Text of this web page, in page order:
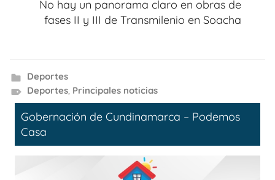
No hay un panorama claro en obras de
fases II y III de Transmilenio en Soacha
Deportes
Deportes, Principales noticias
Gobernación de Cundinamarca – Podemos
Casa